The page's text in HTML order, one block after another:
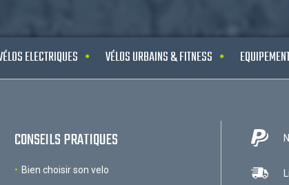
ELECTRIQUES VÉLOS URBAINS & FITNESS
CONSEILS PRATIQUES
Bien choisir son velo